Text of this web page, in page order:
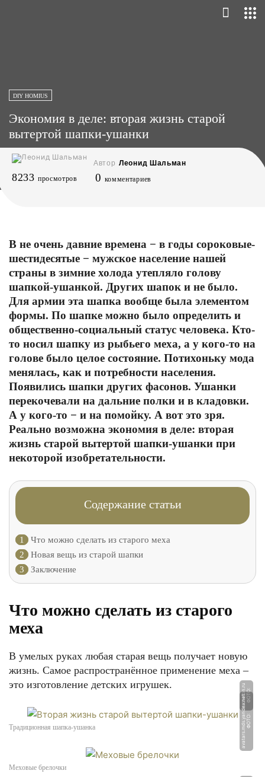
DIY HOMIUS
Экономия в деле: вторая жизнь старой
вытертой шапки-ушанки
Автор Леонид Шальман
8233 просмотров 0 комментариев
В не очень давние времена − в годы сороковые-
шестидесятые − мужское население нашей
страны в зимние холода утепляло голову
шапкой-ушанкой. Других шапок и не было.
Для армии эта шапка вообще была элементом
формы. По шапке можно было определить и
общественно-социальный статус человека. Кто-
то носил шапку из рыбьего меха, а у кого-то на
голове было целое состояние. Потихоньку мода
менялась, как и потребности населения.
Появились шапки других фасонов. Ушанки
перекочевали на дальние полки и в кладовки.
А у кого-то − и на помойку. А вот это зря.
Реально возможна экономия в деле: вторая
жизнь старой вытертой шапки-ушанки при
некоторой изобретательности.
Содержание статьи
1
Что можно сделать из старого меха
2
Новая вещь из старой шапки
3
Заключение
Что можно сделать из старого
меха
В умелых руках любая старая вещь получает новую
жизнь. Самое распространённое применение меха –
это изготовление детских игрушек.
Ф
О
Т
О:
r
u
m
u
t
o
n.
r
u
Традиционная шапка-ушанка Ф
О
Т
О:
a
v
a
t
a
r
s.
m
d
s.
y
a
n
d
e
x.
n
e
t
Меховые брелочки